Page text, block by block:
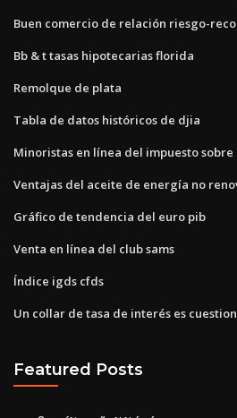
Buen comercio de relación riesgo-
Bb & t tasas hipotecarias florida
Remolque de plata
Tabla de datos históricos de djia
Minoristas en línea del impuesto
Ventajas del aceite de energía no
Gráfico de tendencia del euro pib
Venta en línea del club sams
Índice igds cfds
Un collar de tasa de interés es
Featured Posts